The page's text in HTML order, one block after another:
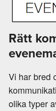
Rätt
Vi har bred
olika typer